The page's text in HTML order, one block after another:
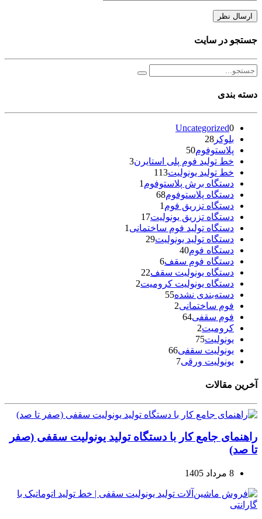
جستجو در سایت
دسته بندی
Uncategorized0
بلوکر 28
پلاستوفوم50
خط تولید فوم پلی استایرن3
خط تولید یونولیت113
دستگاه برش پلاستوفوم 1
دستگاه پلاستوفوم68
دستگاه تزریق فوم 1
دستگاه تزریق یونولیت17
دستگاه تولید فوم ساختمانی 1
دستگاه تولید یونولیت29
دستگاه فوم40
دستگاه فوم سقف6
دستگاه یونولیت سقف22
دستگاه یونولیت کرومیت2
دسته‌بندی نشده55
فوم ساختمانی2
فوم سقفی64
کرومیت2
یونولیت75
یونولیت سقفی66
یونولیت ورقی7
آخرین مقالات
راهنمای جامع کار با دستگاه تولید یونولیت سقفی (صفر
تا صد)
8 مرداد 1405